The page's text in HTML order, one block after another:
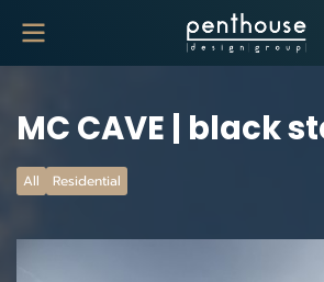
MC CAVE | black
All Residential